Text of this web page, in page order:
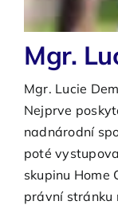
Mgr.
Mgr. Lucie
Nejprve
nadnárodní
poté
skupinu Home
právní stránku